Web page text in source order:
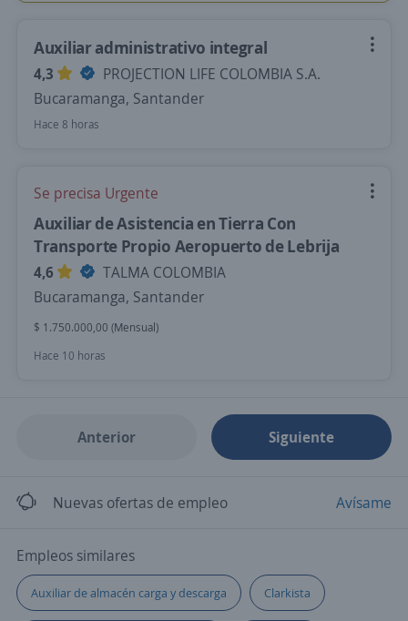
Auxiliar administrativo integral
4,3
PROJECTION LIFE COLOMBIA S.A.
Bucaramanga, Santander
Hace 8 horas
Se precisa Urgente
Auxiliar de Asistencia en Tierra Con
Transporte Propio Aeropuerto de Lebrija
4,6
TALMA COLOMBIA
Bucaramanga, Santander
$ 1.750.000,00 (Mensual)
Hace 10 horas
Anterior Siguiente
Nuevas ofertas de empleo Avísame
Empleos similares
Auxiliar de almacén carga y descarga Clarkista